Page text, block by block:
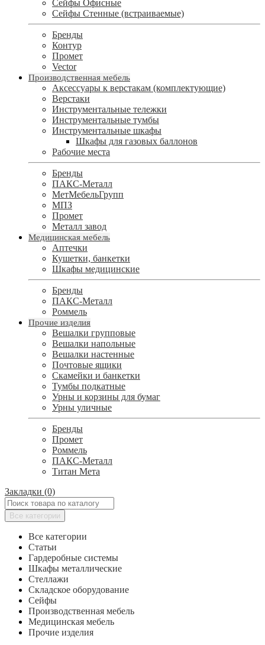
Сейфы Офисные
Сейфы Стенные (встраиваемые)
Бренды
Контур
Промет
Vector
Производственная мебель
Аксессуары к верстакам (комплектующие)
Верстаки
Инструментальные тележки
Инструментальные тумбы
Инструментальные шкафы
Шкафы для газовых баллонов
Рабочие места
Бренды
ПАКС-Металл
МетМебельГрупп
МПЗ
Промет
Металл завод
Медицинская мебель
Аптечки
Кушетки, банкетки
Шкафы медицинские
Бренды
ПАКС-Металл
Роммель
Прочие изделия
Вешалки групповые
Вешалки напольные
Вешалки настенные
Почтовые ящики
Скамейки и банкетки
Тумбы подкатные
Урны и корзины для бумаг
Урны уличные
Бренды
Промет
Роммель
ПАКС-Металл
Титан Мета
Закладки (0)
Все категории
Все категории
Статьи
Гардеробные системы
Шкафы металлические
Стеллажи
Складское оборудование
Сейфы
Производственная мебель
Медицинская мебель
Прочие изделия